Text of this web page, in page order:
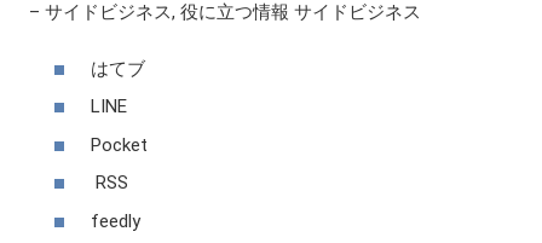
– サイドビジネス, 役に立つ情報 サイドビジネス
はてブ
LINE
Pocket
RSS
feedly